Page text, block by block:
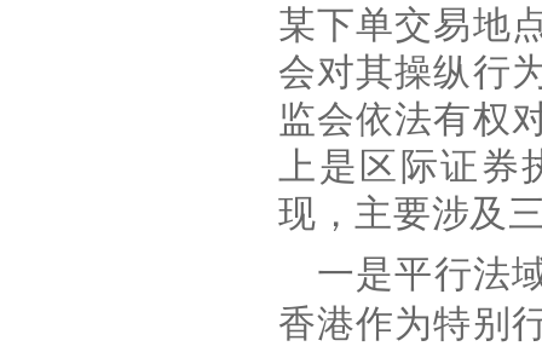
某下单交易地
会对其操纵行
监会依法有权
上是区际证券
现，主要涉及
一是平行法
香港作为特别